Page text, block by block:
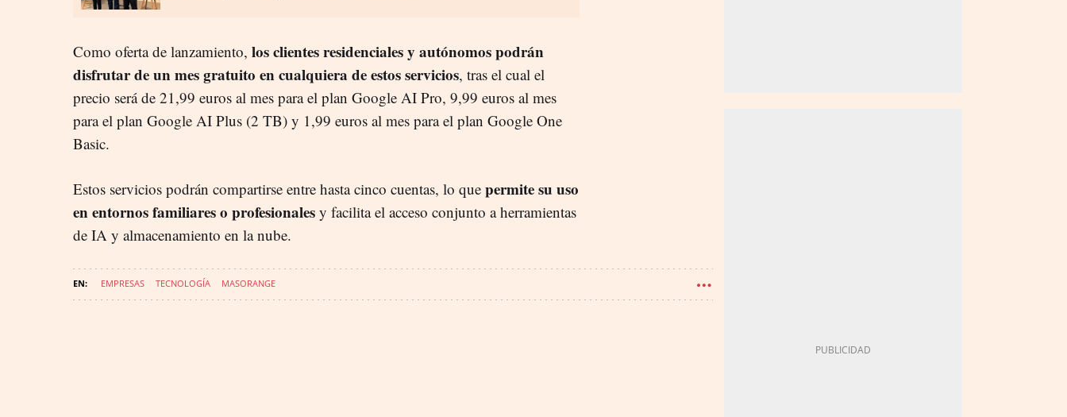
Como oferta de lanzamiento, los clientes residenciales y autónomos podrán
disfrutar de un mes gratuito en cualquiera de estos servicios, tras el cual el
precio será de 21,99 euros al mes para el plan Google AI Pro, 9,99 euros al mes
para el plan Google AI Plus (2 TB) y 1,99 euros al mes para el plan Google One
Basic.
Estos servicios podrán compartirse entre hasta cinco cuentas, lo que permite su uso
en entornos familiares o profesionales y facilita el acceso conjunto a herramientas
de IA y almacenamiento en la nube.
EMPRESAS TECNOLOGÍA MASORANGE